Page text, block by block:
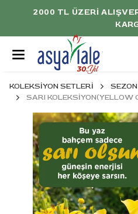
KOLEKSİYON SETLERİ
SARI KOLEKSİYON(YELLOW